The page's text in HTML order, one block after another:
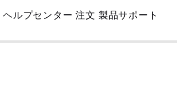
Skip
Main
ヘルプセンター 注文 製品サポート